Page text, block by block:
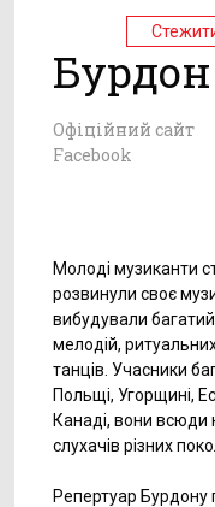
Бурдон
Офіційний сайт
Facebook
Молоді музиканти
розвинули своє
вибудували
мелодій,
танців. Учасники
Польщі, Угорщині,
Канаді, вони
слухачів різних
Репертуар